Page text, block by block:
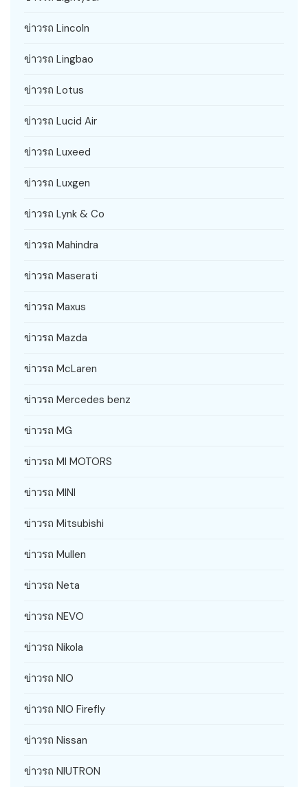
ข่าวรถ Lincoln
ข่าวรถ Lingbao
ข่าวรถ Lotus
ข่าวรถ Lucid Air
ข่าวรถ Luxeed
ข่าวรถ Luxgen
ข่าวรถ Lynk & Co
ข่าวรถ Mahindra
ข่าวรถ Maserati
ข่าวรถ Maxus
ข่าวรถ Mazda
ข่าวรถ McLaren
ข่าวรถ Mercedes benz
ข่าวรถ MG
ข่าวรถ MI MOTORS
ข่าวรถ MINI
ข่าวรถ Mitsubishi
ข่าวรถ Mullen
ข่าวรถ Neta
ข่าวรถ NEVO
ข่าวรถ Nikola
ข่าวรถ NIO
ข่าวรถ NIO Firefly
ข่าวรถ Nissan
ข่าวรถ NIUTRON